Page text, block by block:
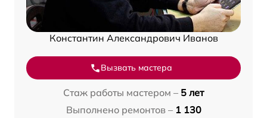
Константин Александрович Иванов
Вызвать мастера
Стаж работы мастером – 5 лет
Выполнено ремонтов – 1 130